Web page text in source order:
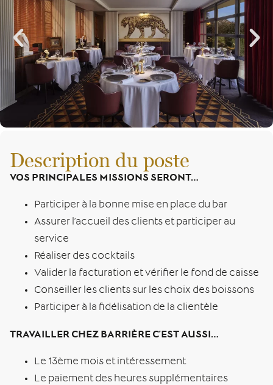
Description du poste
VOS PRINCIPALES MISSIONS SERONT…
Participer à la bonne mise en place du bar
Assurer l’accueil des clients et participer au
service
Réaliser des cocktails
Valider la facturation et vérifier le fond de caisse
Conseiller les clients sur les choix des boissons
Participer à la fidélisation de la clientèle
TRAVAILLER CHEZ BARRIÈRE C’EST AUSSI…
Le 13ème mois et intéressement
Le paiement des heures supplémentaires